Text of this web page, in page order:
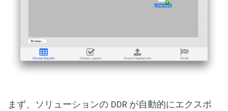
まず、ソリューションの DDR が自動的にエクスポ